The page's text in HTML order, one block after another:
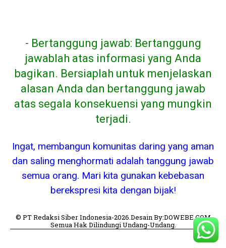
- Bertanggung jawab: Bertanggung
jawablah atas informasi yang Anda
bagikan. Bersiaplah untuk menjelaskan
alasan Anda dan bertanggung jawab
atas segala konsekuensi yang mungkin
terjadi.
Ingat, membangun komunitas daring yang aman
dan saling menghormati adalah tanggung jawab
semua orang. Mari kita gunakan kebebasan
berekspresi kita dengan bijak!
© PT Redaksi Siber Indonesia-2026.Desain By:DOWEBE.COM
Semua Hak Dilindungi Undang-Undang.